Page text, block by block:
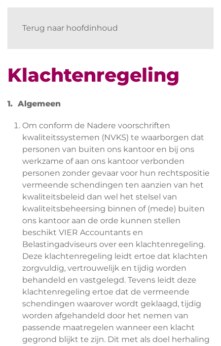
Terug naar hoofdinhoud
Klachtenregeling
1. Algemeen
Om conform de Nadere voorschriften
kwaliteitssystemen (NVKS) te waarborgen dat
personen van buiten ons kantoor en bij ons
werkzame of aan ons kantoor verbonden
personen zonder gevaar voor hun rechtspositie
vermeende schendingen ten aanzien van het
kwaliteitsbeleid dan wel het stelsel van
kwaliteitsbeheersing binnen of (mede) buiten
ons kantoor aan de orde kunnen stellen
beschikt VIER Accountants en
Belastingadviseurs over een klachtenregeling.
Deze klachtenregeling leidt ertoe dat klachten
zorgvuldig, vertrouwelijk en tijdig worden
behandeld en vastgelegd. Tevens leidt deze
klachtenregeling ertoe dat de vermeende
schendingen waarover wordt geklaagd, tijdig
worden afgehandeld door het nemen van
passende maatregelen wanneer een klacht
gegrond blijkt te zijn. Dit met als doel herhaling